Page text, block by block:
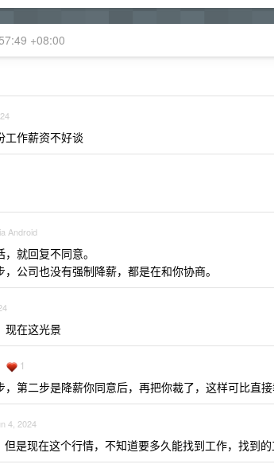
+08:00
工作薪资不好谈
Android
就回复不同意。
公司也没有强制降薪，都是在和你协商。
现在这光景
1
，第二步是降薪你同意后，再把你裁了，这样可比直
4, 2024
但是现在这个行情，不知道要多久能找到工作，找到